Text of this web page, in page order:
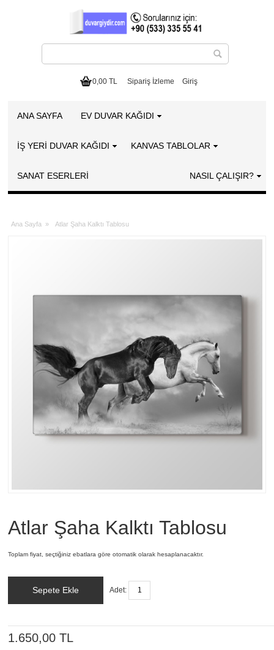
0,00 TL Sipariş İzleme Giriş
ANA SAYFA EV DUVAR KAĞIDI
İŞ YERİ DUVAR KAĞIDI KANVAS TABLOLAR
SANAT ESERLERI NASIL ÇALIŞIR?
Ana Sayfa » Atlar Şaha Kalktı Tablosu
Atlar Şaha Kalktı Tablosu
Toplam fiyat, seçtiğiniz ebatlara göre otomatik olarak hesaplanacaktır.
Sepete Ekle Adet:
1.650,00 TL